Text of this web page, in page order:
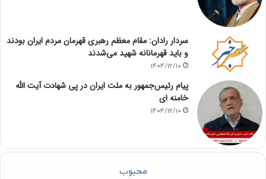
سردار رادان: مقام معظم رهبری قهرمان مردم ایران بودند
و باید قهرمانانه شهید می‌شدند
1404/12/10
پیام رئیس‌جمهور به ملت ایران در پی شهادت آیت الله
خامنه ای
1404/12/10
محبوب